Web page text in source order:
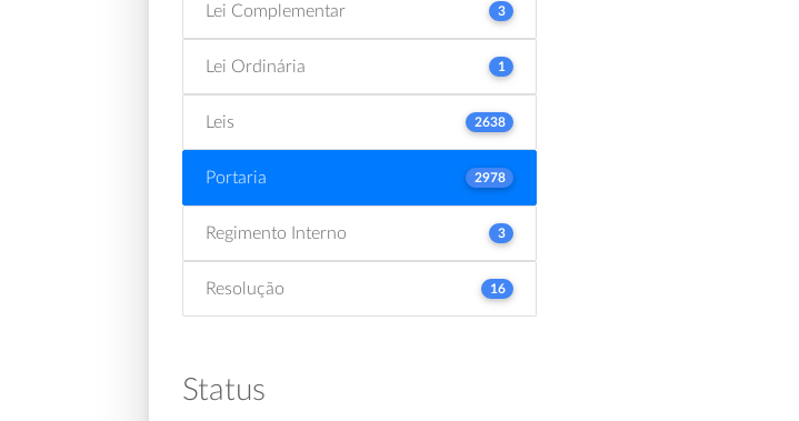
Lei Complementar 3
Lei Ordinária 1
Leis 2638
Portaria 2978
Regimento Interno 3
Resolução 16
Status